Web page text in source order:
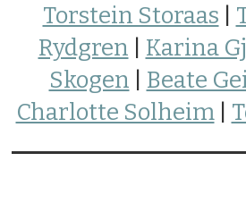
Torstein Storaas
Rydgren
Karina
Skogen
Beate
Charlotte Solheim|